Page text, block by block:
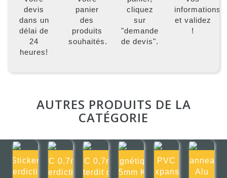
devis
dans un
délai de
24
heures!
panier
des
produits
souhaités.
cliquez
sur
"demande
de devis".
informations
et validez
!
AUTRES PRODUITS DE LA
CATÉGORIE
Sticker
Interdiction
PVC 0,7mm
Interdiction
PVC 0,7mm
Interdit de
Magnétique
0,75mm Kite
PVC
Expansé
Panneau
Alu